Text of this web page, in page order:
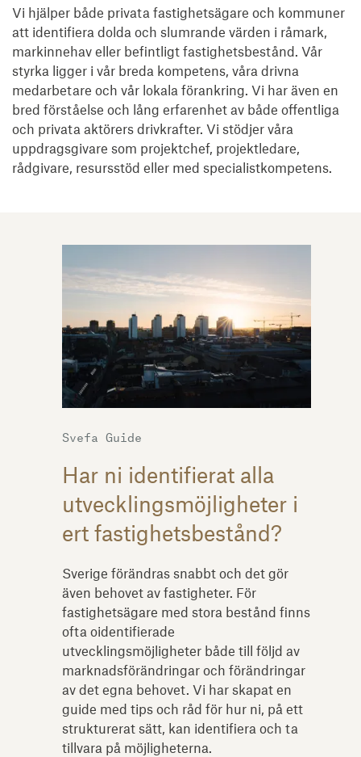
Vi hjälper både privata fastighetsägare och kommuner
att identifiera dolda och slumrande värden i råmark,
markinnehav eller befintligt fastighetsbestånd. Vår
styrka ligger i vår breda kompetens, våra drivna
medarbetare och vår lokala förankring. Vi har även en
bred förståelse och lång erfarenhet av både offentliga
och privata aktörers drivkrafter. Vi stödjer våra
uppdragsgivare som projektchef, projektledare,
rådgivare, resursstöd eller med specialistkompetens.
Svefa Guide
Har ni identifierat alla
utvecklingsmöjligheter i
ert fastighetsbestånd?
Sverige förändras snabbt och det gör
även behovet av fastigheter. För
fastighetsägare med stora bestånd finns
ofta oidentifierade
utvecklingsmöjligheter både till följd av
marknadsförändringar och förändringar
av det egna behovet. Vi har skapat en
guide med tips och råd för hur ni, på ett
strukturerat sätt, kan identifiera och ta
tillvara på möjligheterna.